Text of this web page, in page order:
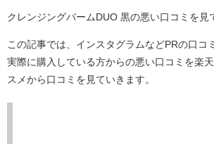
クレンジングバームDUO 黒の悪い口コミを見
この記事では、インスタグラムなどPRの口コ
実際に購入している方からの悪い口コミを楽
スメから口コミを見ていきます。